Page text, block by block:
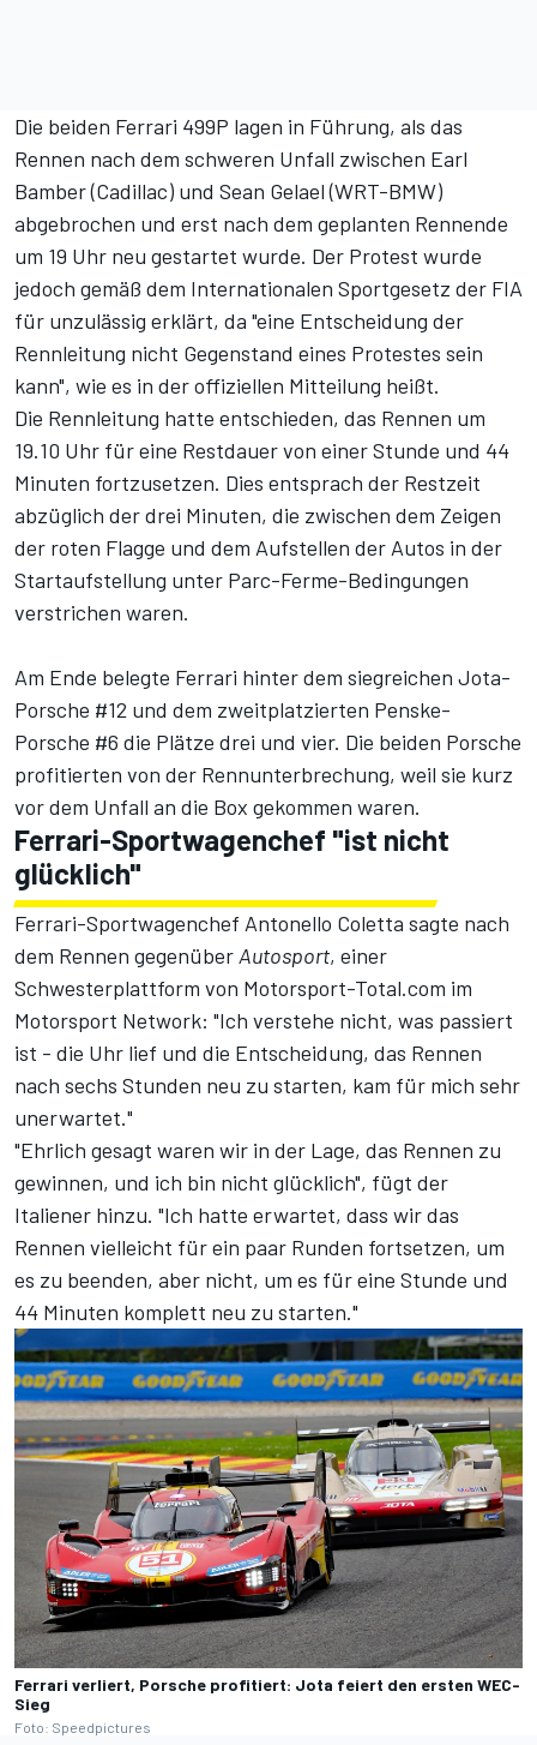
Die beiden Ferrari 499P lagen in Führung, als das
Rennen nach dem schweren Unfall zwischen Earl
Bamber (Cadillac) und Sean Gelael (WRT-BMW)
abgebrochen und erst nach dem geplanten Rennende
um 19 Uhr neu gestartet wurde. Der Protest wurde
jedoch gemäß dem Internationalen Sportgesetz der FIA
für unzulässig erklärt, da "eine Entscheidung der
Rennleitung nicht Gegenstand eines Protestes sein
kann", wie es in der offiziellen Mitteilung heißt.
Die Rennleitung hatte entschieden, das Rennen um
19.10 Uhr für eine Restdauer von einer Stunde und 44
Minuten fortzusetzen. Dies entsprach der Restzeit
abzüglich der drei Minuten, die zwischen dem Zeigen
der roten Flagge und dem Aufstellen der Autos in der
Startaufstellung unter Parc-Ferme-Bedingungen
verstrichen waren.
Am Ende belegte Ferrari hinter dem siegreichen Jota-
Porsche #12 und dem zweitplatzierten Penske-
Porsche #6 die Plätze drei und vier. Die beiden Porsche
profitierten von der Rennunterbrechung, weil sie kurz
vor dem Unfall an die Box gekommen waren.
Ferrari-Sportwagenchef "ist nicht
glücklich"
Ferrari-Sportwagenchef Antonello Coletta sagte nach
dem Rennen gegenüberAutosport, einer
Schwesterplattform von Motorsport-Total.com im
Motorsport Network: "Ich verstehe nicht, was passiert
ist - die Uhr lief und die Entscheidung, das Rennen
nach sechs Stunden neu zu starten, kam für mich sehr
unerwartet."
"Ehrlich gesagt waren wir in der Lage, das Rennen zu
gewinnen, und ich bin nicht glücklich", fügt der
Italiener hinzu. "Ich hatte erwartet, dass wir das
Rennen vielleicht für ein paar Runden fortsetzen, um
es zu beenden, aber nicht, um es für eine Stunde und
44 Minuten komplett neu zu starten."
Ferrari verliert, Porsche profitiert: Jota feiert den ersten WEC-
Sieg
Foto: Speedpictures